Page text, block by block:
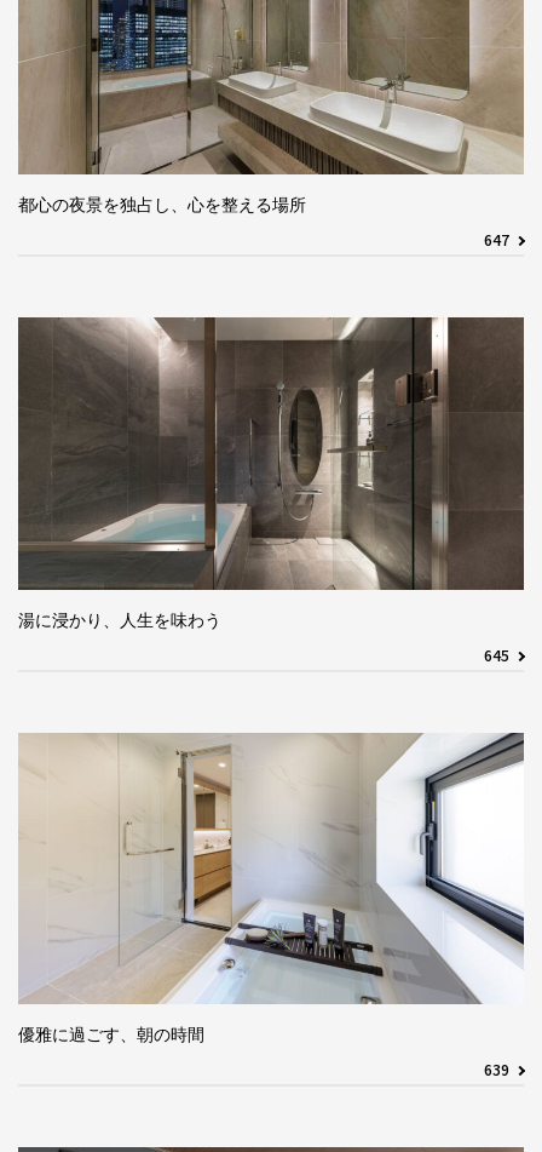
都心の夜景を独占し、心を整える場所
647
湯に浸かり、人生を味わう
645
優雅に過ごす、朝の時間
639